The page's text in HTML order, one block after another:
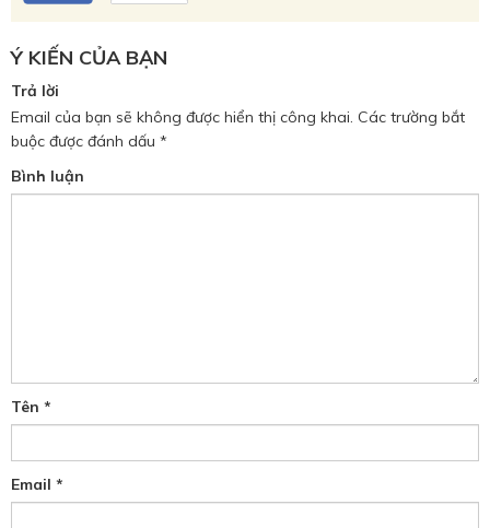
Ý KIẾN CỦA BẠN
Trả lời
Email của bạn sẽ không được hiển thị công khai. Các trường bắt
buộc được đánh dấu *
Bình luận
Tên *
Email *